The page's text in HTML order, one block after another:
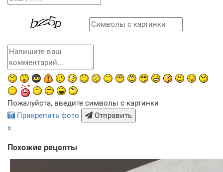
Пожалуйста, введите символы с картинки
Прикрепить фото
Отправить
x
Похожие рецепты